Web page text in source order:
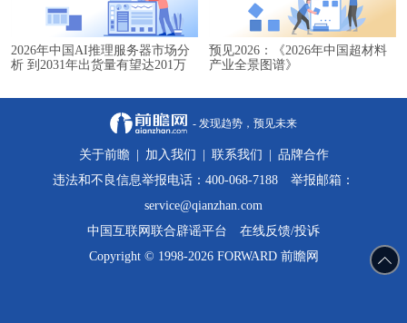
2026年中国AI推理服务器市场分
析 到2031年出货量有望达201万
预见2026：《2026年中国超材料
产业全景图谱》
- 发现趋势，预见未来
关于前瞻 加入我们 联系我们
品牌合作
违法和不良信息举报电话：400-068-7188 举报邮箱：
service@qianzhan.com
中国互联网联合辟谣平台
在线反馈/投诉
Copyright © 1998-2026 FORWARD 前瞻网